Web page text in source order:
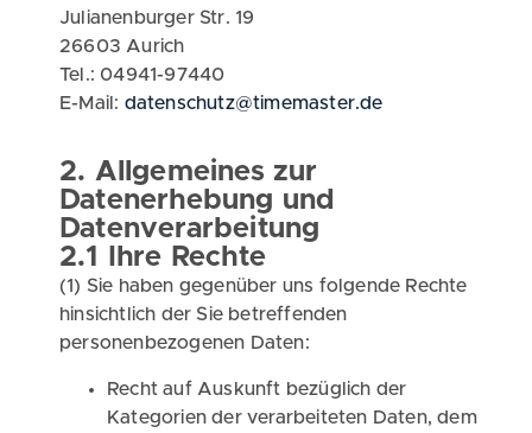
Julianenburger Str. 19
26603 Aurich
Tel.: 04941-97440
E-Mail: datenschutz@timemaster.de
2. Allgemeines zur
Datenerhebung und
Datenverarbeitung
2.1 Ihre Rechte
(1) Sie haben gegenüber uns folgende Rechte
hinsichtlich der Sie betreffenden
personenbezogenen Daten:
Recht auf Auskunft bezüglich der
Kategorien der verarbeiteten Daten, dem